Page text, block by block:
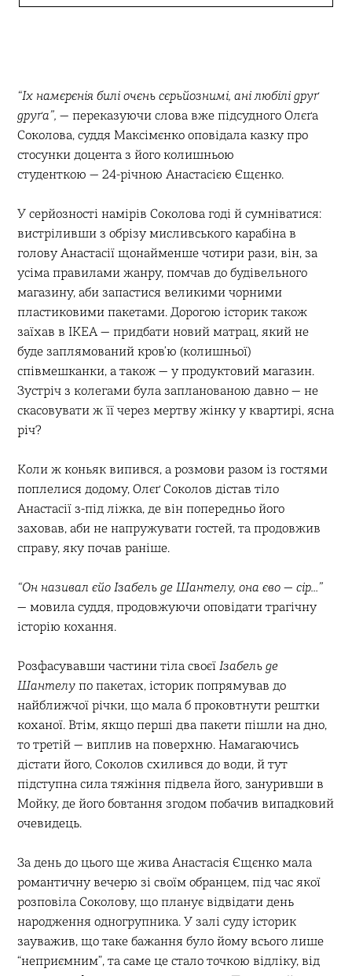
“Іх намєрєнія билі очєнь сєрьйознимі, ані любілі друґ
друґа”, — переказуючи слова вже підсудного Олєґа
Соколова, суддя Максімєнко оповідала казку про
стосунки доцента з його колишньою
студенткою — 24-річною Анастасією Єщєнко.
У серйозності намірів Соколова годі й сумніватися:
вистріливши з обрізу мисливського карабіна в
голову Анастасії щонайменше чотири рази, він, за
усіма правилами жанру, помчав до будівельного
магазину, аби запастися великими чорними
пластиковими пакетами. Дорогою історик також
заїхав в IKEA — придбати новий матрац, який не
буде заплямований кров’ю (колишньої)
співмешканки, а також — у продуктовий магазин.
Зустріч з колегами була запланованою давно — не
скасовувати ж її через мертву жінку у квартирі, ясна
річ?
Коли ж коньяк випився, а розмови разом із гостями
поплелися додому, Олєґ Соколов дістав тіло
Анастасії з-під ліжка, де він попередньо його
заховав, аби не напружувати гостей, та продовжив
справу, яку почав раніше.
“Он називал єйо Ізабель де Шантелу, она єво — сір…”
— мовила суддя, продовжуючи оповідати трагічну
історію кохання.
Розфасувавши частини тіла своєїІзабель де
Шантелупо пакетах, історик попрямував до
найближчої річки, що мала б проковтнути рештки
коханої. Втім, якщо перші два пакети пішли на дно,
то третій — виплив на поверхню. Намагаючись
дістати його, Соколов схилився до води, й тут
підступна сила тяжіння підвела його, зануривши в
Мойку, де його бовтання згодом побачив випадковий
очевидець.
За день до цього ще жива Анастасія Єщєнко мала
романтичну вечерю зі своїм обранцем, під час якої
розповіла Соколову, що планує відвідати день
народження одногрупника. У залі суду історик
зауважив, що таке бажання було йому всього лише
“неприємним”, та саме це стало точкою відліку, від